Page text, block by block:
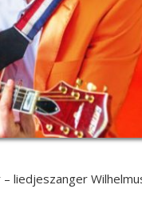
liedjeszanger